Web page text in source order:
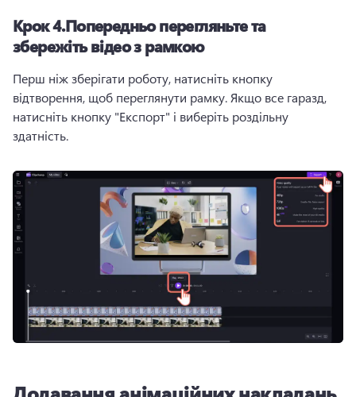
Крок 4.Попередньо перегляньте та
збережіть відео з рамкою
Перш ніж зберігати роботу, натисніть кнопку
відтворення, щоб переглянути рамку. Якщо все гаразд,
натисніть кнопку "Експорт" і виберіть роздільну
здатність.